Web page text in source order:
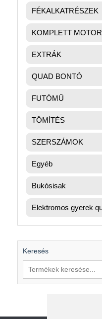
FÉKALKATRÉSZEK
KOMPLETT
EXTRÁK
QUAD BONTÓ
FUTÓMŰ
TÖMÍTÉS
SZERSZÁMOK
Egyéb
Bukósisak
Elektromos gyerek
Keresés